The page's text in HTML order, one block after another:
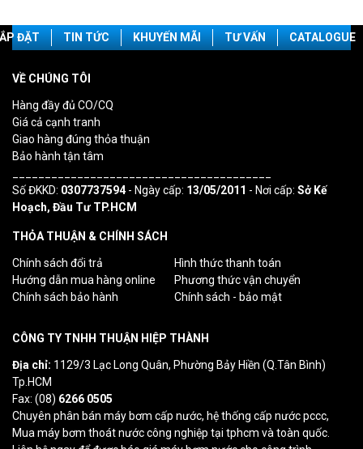
ĐẶT TIN TỨC KHUYẾN MÃI TƯ VẤN CATALOGUE
VỀ CHÚNG TÔI
Hàng đầy đủ CO/CQ
Giá cả cạnh tranh
Giao hàng đúng thỏa thuận
Bảo hành tận tâm
Số ĐKKD: 0307737594- Ngày cấp: 13/05/2011 - Nơi cấp: Sở Kế
Hoạch, Đầu Tư TP.HCM
THỎA THUẬN & CHÍNH SÁCH
Chính sách đổi trả
Hình thức thanh toán
Hướng dẫn mua hàng online
Phương thức vận chuyển
Chính sách bảo hành
Chính sách - bảo mật
CÔNG TY TNHH THUẬN HIỆP THÀNH
Địa chỉ: 1129/3 Lạc Long Quân, Phường Bảy Hiền (Q.Tân Bình)
Tp.HCM
Fax: (08) 6266 0505
Chuyên phân bán máy bơm cấp nước, hệ thống cấp nước pccc,
Mua máy bơm thoát nước công nghiệp tại tphcm và toàn quốc.